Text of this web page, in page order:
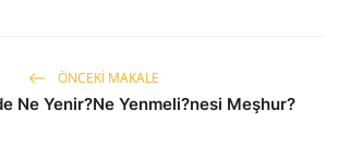
ÖNCEKI MAKALE
Ne Yenir?Ne Yenmeli?nesi Meşhur?